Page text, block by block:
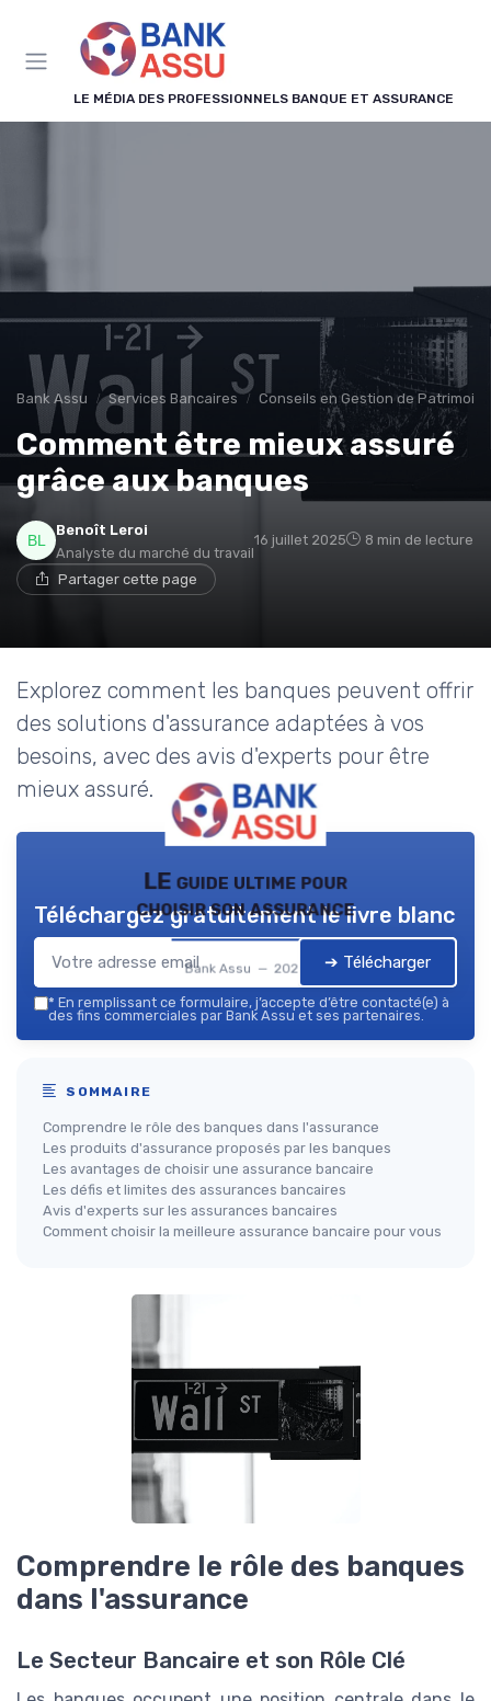
LE MÉDIA DES PROFESSIONNELS BANQUE ET ASSURANCE
Bank Assu Services Bancaires Conseils en Gestion de Patrimoine
Comment être mieux assuré
grâce aux banques
Benoît Leroi
Analyste du marché du travail
16 juillet 2025 8 min de lecture
Partager cette page
Explorez comment les banques peuvent offrir
des solutions d'assurance adaptées à vos
besoins, avec des avis d'experts pour être
mieux assuré.
LE guide ultime pour
choisir son assurance
Bank Assu — 2026
Téléchargez gratuitement le livre blanc
➔ Télécharger
* En remplissant ce formulaire, j’accepte d’être contacté(e) à
des fins commerciales par Bank Assu et ses partenaires.
SOMMAIRE
Comprendre le rôle des banques dans l'assurance
Les produits d'assurance proposés par les banques
Les avantages de choisir une assurance bancaire
Les défis et limites des assurances bancaires
Avis d'experts sur les assurances bancaires
Comment choisir la meilleure assurance bancaire pour vous
Comprendre le rôle des banques
dans l'assurance
Le Secteur Bancaire et son Rôle Clé